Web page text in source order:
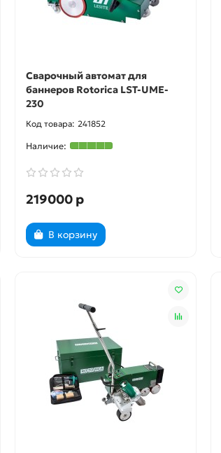
Сварочный автомат для
баннеров Rotorica LST-UME-
230
241852
219000 р
В корзину